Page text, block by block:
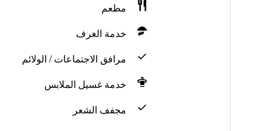
مطعم
خدمة الغرف
مرافق الاجتماعات / الولائم
خدمة غسيل الملابس
مجفف الشعر